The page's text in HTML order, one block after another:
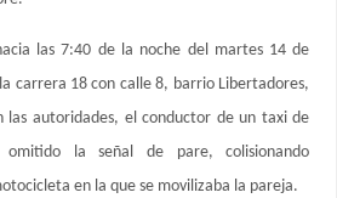
las 7:40 de la noche del martes 14 de
carrera 18 con calle 8, barrio Libertadores,
las autoridades, el conductor de un taxi de
la señal de pare, colisionando
en la que se movilizaba la pareja.